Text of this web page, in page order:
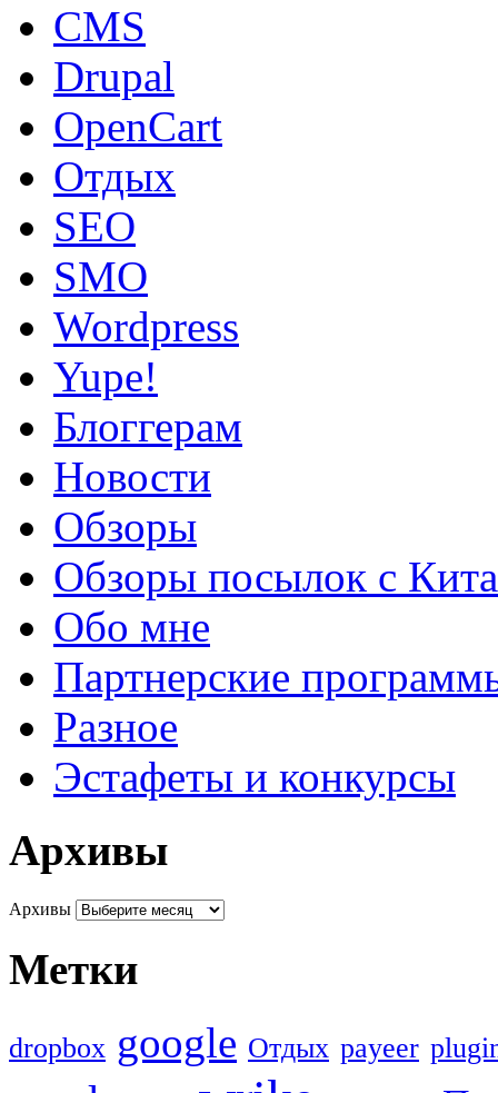
CMS
Drupal
OpenCart
Oтдых
SEO
SMO
Wordpress
Yupe!
Блоггерам
Новости
Обзоры
Обзоры посылок с
Обо мне
Партнерские
Разное
Эстафеты и конкурсы
Архивы
Архивы
Метки
dropbox google Oтдых payeer